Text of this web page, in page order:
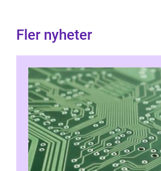
Fler nyheter